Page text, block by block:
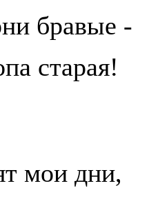
бравые -
старая!
мои дни,